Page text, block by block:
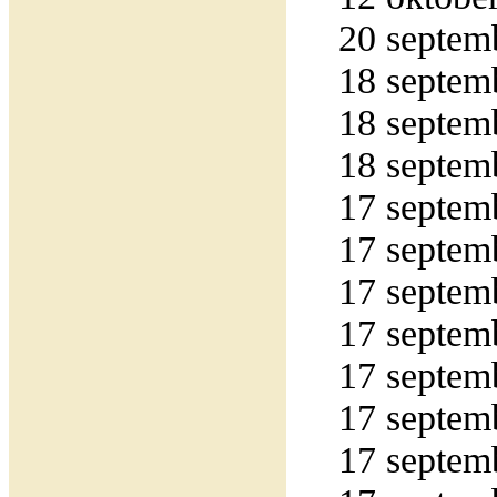
20
18
18
18
17
17
17
17
17
17
17